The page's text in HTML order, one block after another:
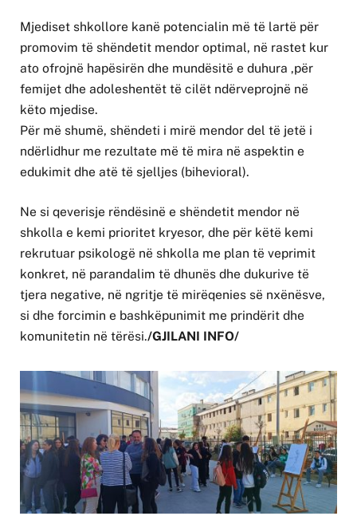
Mjediset shkollore kanë potencialin më të lartë për
promovim të shëndetit mendor optimal, në rastet kur
ato ofrojnë hapësirën dhe mundësitë e duhura ,për
femijet dhe adoleshentët të cilët ndërveprojnë në
këto mjedise.
Për më shumë, shëndeti i mirë mendor del të jetë i
ndërlidhur me rezultate më të mira në aspektin e
edukimit dhe atë të sjelljes (bihevioral).
Ne si qeverisje rëndësinë e shëndetit mendor në
shkolla e kemi prioritet kryesor, dhe për këtë kemi
rekrutuar psikologë në shkolla me plan të veprimit
konkret, në parandalim të dhunës dhe dukurive të
tjera negative, në ngritje të mirëqenies së nxënësve,
si dhe forcimin e bashkëpunimit me prindërit dhe
komunitetin në tërësi./GJILANI INFO/